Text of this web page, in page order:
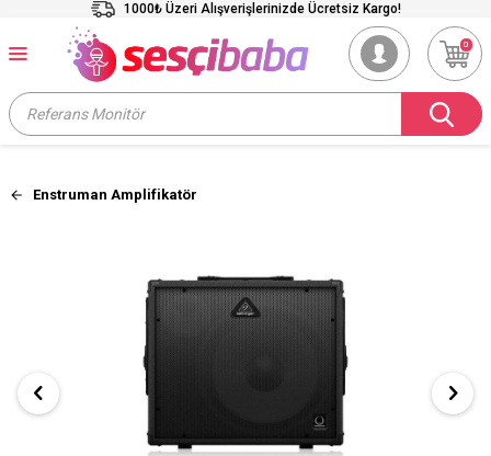
1000₺ Üzeri Alışverişlerinizde Ücretsiz Kargo!
0
Enstruman Amplifikatör